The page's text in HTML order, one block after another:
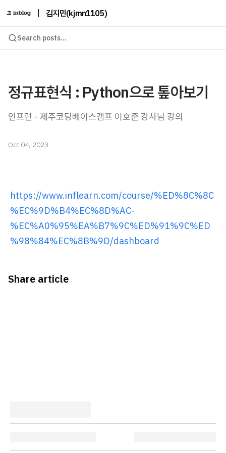
김지민(kjmn1105)
Search posts...
정규표현식 : Python으로 톺아보기
인프런 - 제주코딩베이스캠프 이호준 강사님 강의
Oct 04, 2023
https://www.inflearn.com/course/%ED%8C%8C
%EC%9D%B4%EC%8D%AC-
%EC%A0%95%EA%B7%9C%ED%91%9C%ED
%98%84%EC%8B%9D/dashboard
Share article